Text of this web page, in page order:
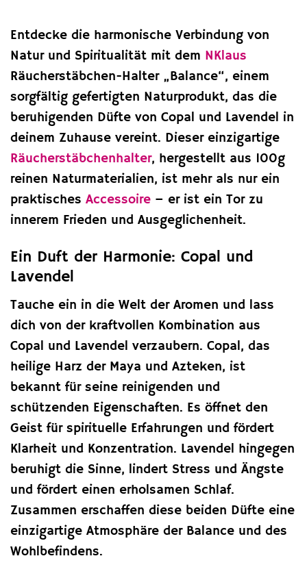
Entdecke die harmonische Verbindung von
Natur und Spiritualität mit dem NKlaus
Räucherstäbchen-Halter „Balance“, einem
sorgfältig gefertigten Naturprodukt, das die
beruhigenden Düfte von Copal und Lavendel in
deinem Zuhause vereint. Dieser einzigartige
Räucherstäbchenhalter, hergestellt aus 100g
reinen Naturmaterialien, ist mehr als nur ein
praktisches Accessoire – er ist ein Tor zu
innerem Frieden und Ausgeglichenheit.
Ein Duft der Harmonie: Copal und
Lavendel
Tauche ein in die Welt der Aromen und lass
dich von der kraftvollen Kombination aus
Copal und Lavendel verzaubern. Copal, das
heilige Harz der Maya und Azteken, ist
bekannt für seine reinigenden und
schützenden Eigenschaften. Es öffnet den
Geist für spirituelle Erfahrungen und fördert
Klarheit und Konzentration. Lavendel hingegen
beruhigt die Sinne, lindert Stress und Ängste
und fördert einen erholsamen Schlaf.
Zusammen erschaffen diese beiden Düfte eine
einzigartige Atmosphäre der Balance und des
Wohlbefindens.